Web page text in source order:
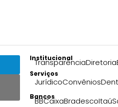
Institucional
TransparênciaDiretoria
Serviços
JurídicoConvênios
Bancos
BBCaixaBradescoItaú